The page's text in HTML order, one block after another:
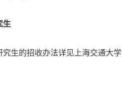
生
生的招收办法详见上海交通大